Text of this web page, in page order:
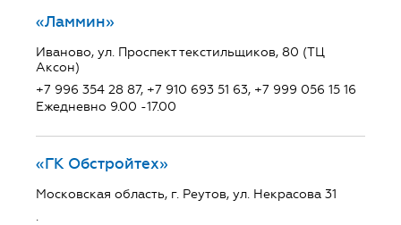
«Ламмин»
Иваново, ул. Проспект текстильщиков, 80 (ТЦ
Аксон)
+7 996 354 28 87, +7 910 693 51 63, +7 999 056 15 16
Ежедневно 9.00 -17.00
«ГК Обстройтех»
Московская область, г. Реутов, ул. Некрасова 31
.